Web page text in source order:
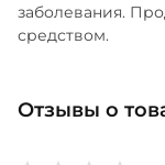
заболевания.
средством.
Отзывы о